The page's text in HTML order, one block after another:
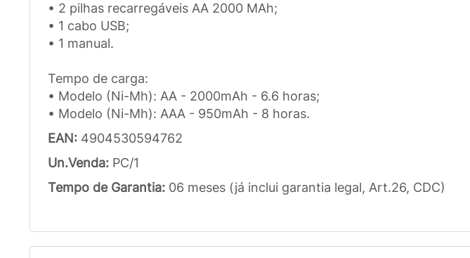
• 2 pilhas recarregáveis AA 2000 MAh;
• 1 cabo USB;
• 1 manual.
Tempo de carga:
• Modelo (Ni-Mh): AA - 2000mAh - 6.6 horas;
• Modelo (Ni-Mh): AAA - 950mAh - 8 horas.
EAN: 4904530594762
Un.Venda: PC/1
Tempo de Garantia: 06 meses (já inclui garantia legal, Art.26, CDC)